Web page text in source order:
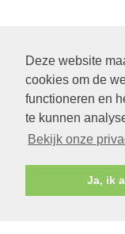
Deze website
cookies om de
functioneren en
te kunnen
Bekijk onze
Ja, ik